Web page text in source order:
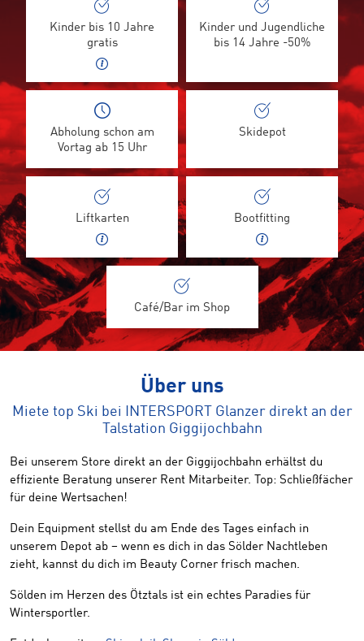
Kinder bis 10 Jahre
gratis
Kinder und Jugendliche
bis 14 Jahre -50%
Abholung schon am
Vortag ab 15 Uhr
Skidepot
Liftkarten Bootfitting
Café/Bar im Shop
Über uns
Miete top Ski bei INTERSPORT Glanzer direkt an der
Talstation Giggijochbahn
Bei unserem Store direkt an der Giggijochbahn erhältst du
effiziente Beratung unserer Rent Mitarbeiter. Top: Schließfächer
für deine Wertsachen!
Dein Equipment stellst du am Ende des Tages einfach in
unserem Depot ab – wenn es dich in das Sölder Nachtleben
zieht, kannst du dich im Beauty Corner frisch machen.
Sölden im Herzen des Ötztals ist ein echtes Paradies für
Wintersportler.